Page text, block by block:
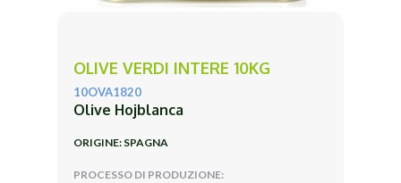
OLIVE VERDI INTERE 10KG
10OVA1820
Olive Hojblanca
ORIGINE: SPAGNA
PROCESSO DI PRODUZIONE: